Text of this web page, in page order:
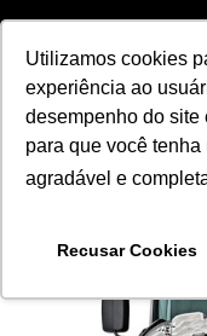
Utilizamos cookies
experiência ao
desempenho do
para que você
agradável e
Recusar Cookies
Home Segmentos
Scanner
funciona na
by Ana Julia Alves